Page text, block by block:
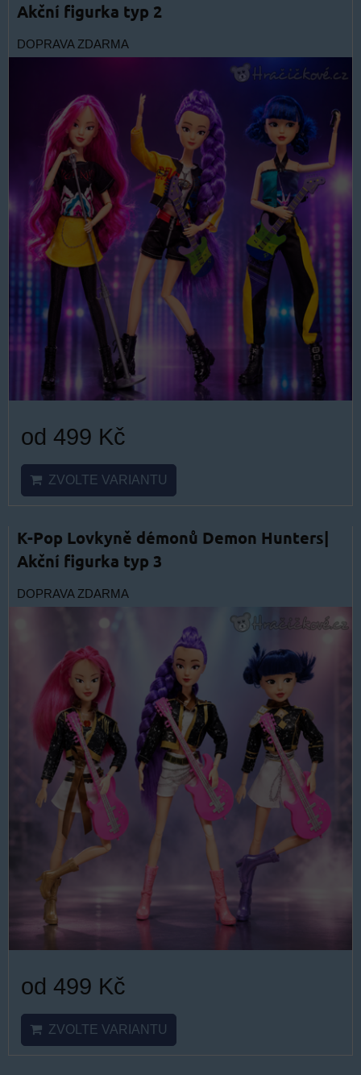
Akční figurka typ 2
DOPRAVA ZDARMA
od 499 Kč
ZVOLTE VARIANTU
K-Pop Lovkyně démonů Demon Hunters|
Akční figurka typ 3
DOPRAVA ZDARMA
od 499 Kč
ZVOLTE VARIANTU